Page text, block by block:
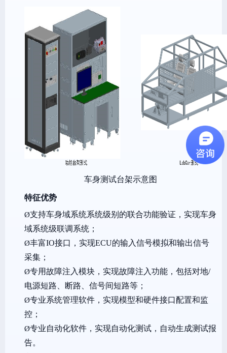
车身测试台架示意图
特征优势
Ø支持车身域系统系统级别的联合功能验证，实现车身
域系统级联调系统；
Ø丰富IO接口，实现ECU的输入信号模拟和输出信号
采集；
Ø专用故障注入模块，实现故障注入功能，包括对地/
电源短路、断路、信号间短路等；
Ø专业系统管理软件，实现模型和硬件接口配置和监
控；
Ø专业自动化软件，实现自动化测试，自动生成测试报
告。